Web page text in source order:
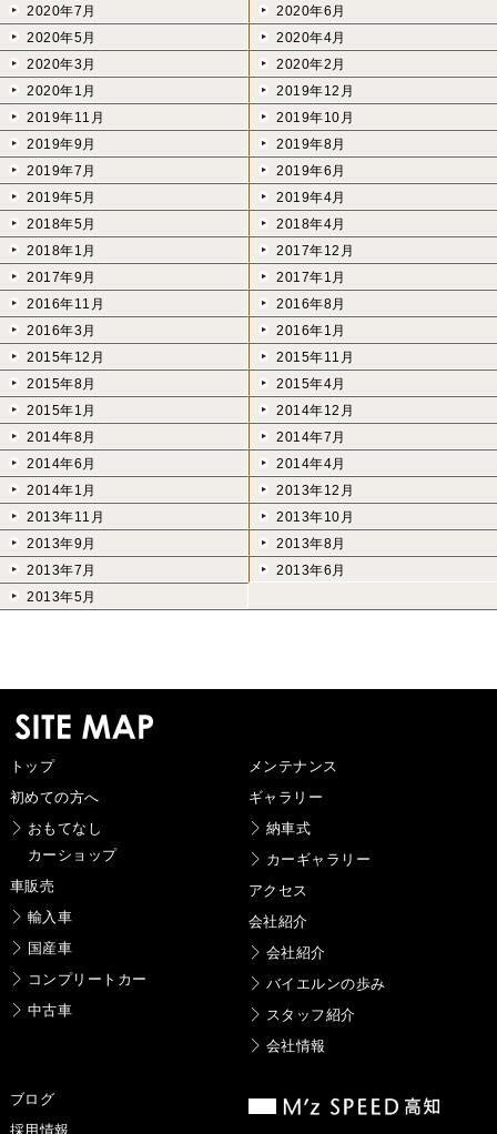
2020年7月
2020年6月
2020年5月
2020年4月
2020年3月
2020年2月
2020年1月
2019年12月
2019年11月
2019年10月
2019年9月
2019年8月
2019年7月
2019年6月
2019年5月
2019年4月
2018年5月
2018年4月
2018年1月
2017年12月
2017年9月
2017年1月
2016年11月
2016年8月
2016年3月
2016年1月
2015年12月
2015年11月
2015年8月
2015年4月
2015年1月
2014年12月
2014年8月
2014年7月
2014年6月
2014年4月
2014年1月
2013年12月
2013年11月
2013年10月
2013年9月
2013年8月
2013年7月
2013年6月
2013年5月
トップ
初めての方へ
おもてなし
カーショップ
車販売
輸入車
国産車
コンプリートカー
中古車
メンテナンス
ギャラリー
納車式
カーギャラリー
アクセス
会社紹介
会社紹介
バイエルンの歩み
スタッフ紹介
会社情報
ブログ
採用情報